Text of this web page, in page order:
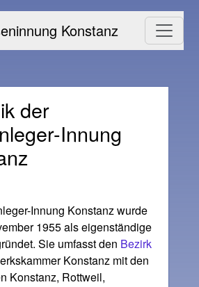
Konstanz
der
Innung
Innung Konstanz wurde
1955 als eigenständige
Sie umfasst den Bezirk
Konstanz mit den
Konstanz, Rottweil,